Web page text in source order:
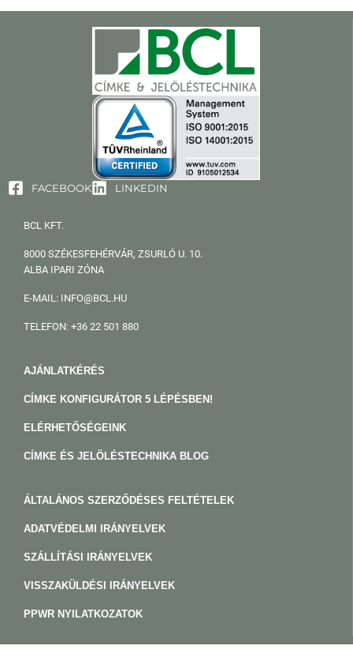
FACEBOOK LINKEDIN
BCL KFT.
8000 SZÉKESFEHÉRVÁR, ZSURLÓ U. 10.
ALBA IPARI ZÓNA
E-MAIL: INFO@BCL.HU
TELEFON: +36 22 501 880
AJÁNLATKÉRÉS
CÍMKE KONFIGURÁTOR 5 LÉPÉSBEN!
ELÉRHETŐSÉGEINK
CÍMKE ÉS JELÖLÉSTECHNIKA BLOG
ÁLTALÁNOS SZERZŐDÉSES FELTÉTELEK
ADATVÉDELMI IRÁNYELVEK
SZÁLLÍTÁSI IRÁNYELVEK
VISSZAKÜLDÉSI IRÁNYELVEK
PPWR NYILATKOZATOK